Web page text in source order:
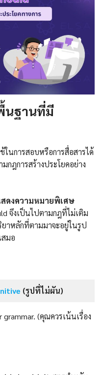
นฐานที่มี
นการสอบหรือการสื่อสารได้
กฎการสร้างประโยคอย่าง
ดงความหมายพิเศษ
จึงเป็นไปตามกฎที่ไม่เติม
าหลักที่ตามมาจะอยู่ในรูป
มอ
(รูปที่ไม่ผัน)
grammar. (คุณควรเน้นเรื่อง